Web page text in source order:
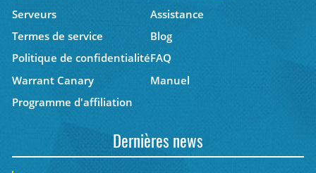
Serveurs
Assistance
Termes de service
Blog
Politique de confidentialitéFAQ
Warrant Canary
Manuel
Programme d'affiliation
Dernières news